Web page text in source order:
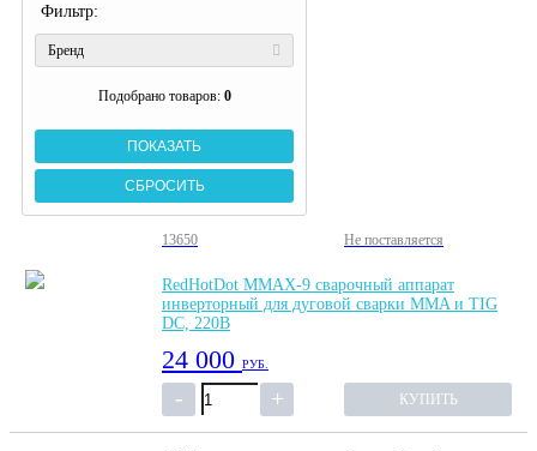
Фильтр:
Бренд
Подобрано товаров: 0
13650 Не поставляется
RedHotDot MMAX-9 сварочный аппарат
инверторный для дуговой сварки MMA и TIG
DC, 220В
24 000 РУБ.
КУПИТЬ